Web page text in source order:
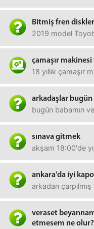
Bitmiş fren
2019 model
çamaşır
18 yıllık çamaşır
arkadaşlar bugün
bugün babamın
sınava gitmek
akşam 18:00'de
ankara'da iyi
arkadan
veraset
etmesem ne olur?